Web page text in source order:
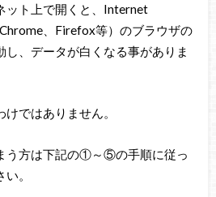
ット上で開くと、Internet
、Firefox等）のブラウザの
し、データが白くなる事がありま
ではありません。
う方は下記の①～⑤の手順に従っ
。